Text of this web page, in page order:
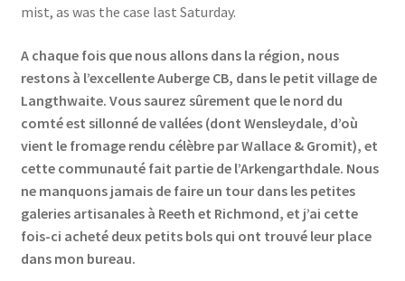
mist, as was the case last Saturday.
A chaque fois que nous allons dans la région, nous
restons à l’excellente Auberge CB, dans le petit village de
Langthwaite. Vous saurez sûrement que le nord du
comté est sillonné de vallées (dont Wensleydale, d’où
vient le fromage rendu célèbre par Wallace & Gromit), et
cette communauté fait partie de l’Arkengarthdale. Nous
ne manquons jamais de faire un tour dans les petites
galeries artisanales à Reeth et Richmond, et j’ai cette
fois-ci acheté deux petits bols qui ont trouvé leur place
dans mon bureau.